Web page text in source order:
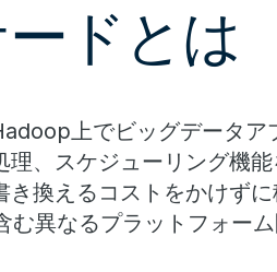
ドとは
上でビッグデータ
理、スケジューリング機
き換えるコストをかけず
異なるプラットフォー